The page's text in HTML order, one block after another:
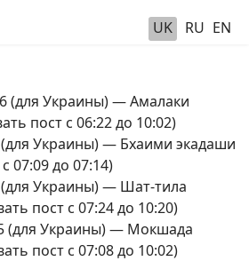
UK RU EN
(для Украины) — Амалаки
пост с 06:22 до 10:02)
(для Украины) — Бхаими экадаши
07:09 до 07:14)
(для Украины) — Шат-тила
пост с 07:24 до 10:20)
(для Украины) — Мокшада
пост с 07:08 до 10:02)